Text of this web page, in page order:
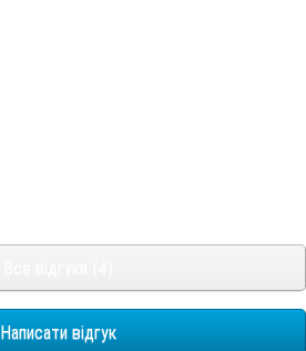
Написати відгук